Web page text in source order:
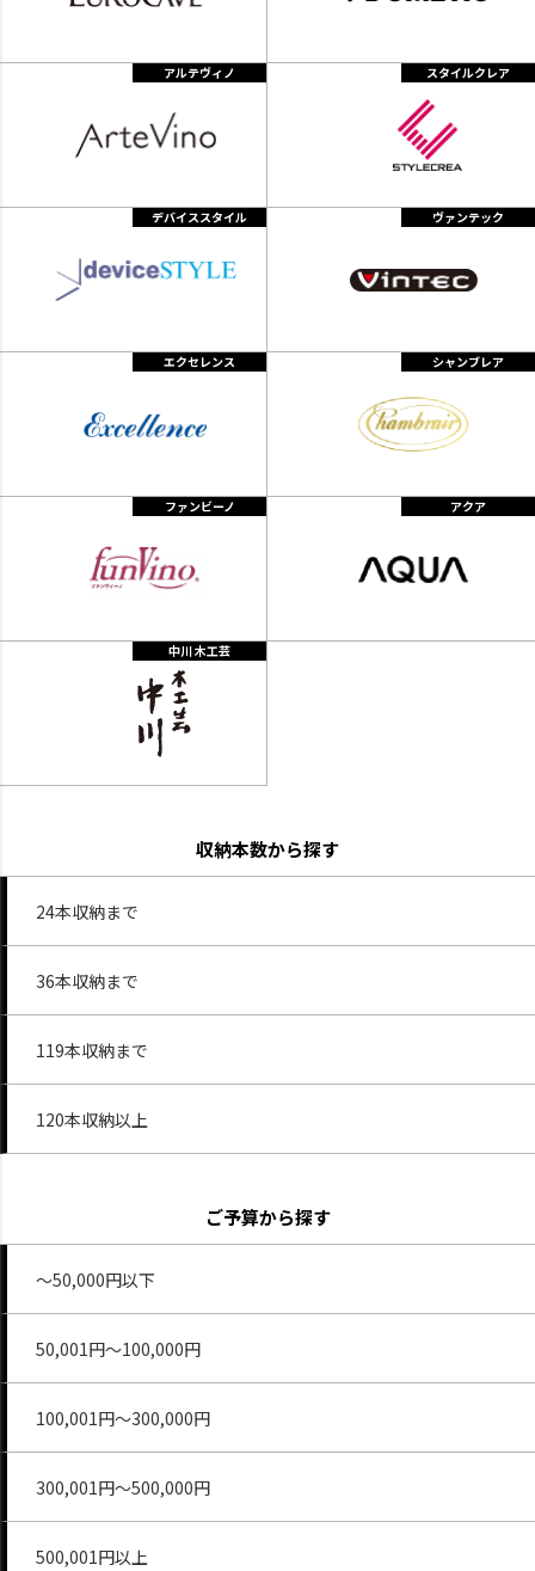
アルテヴィノ スタイルクレア
デバイススタイル ヴァンテック
エクセレンス シャンブレア
ファンビーノ アクア
中川 木工芸
収納本数から探す
24本収納まで
36本収納まで
119本収納まで
120本収納以上
ご予算から探す
～50,000円以下
50,001円～100,000円
100,001円～300,000円
300,001円～500,000円
500,001円以上